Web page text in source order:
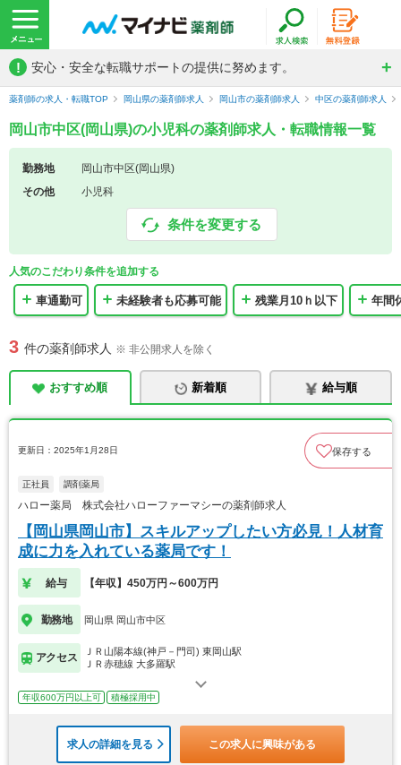
! 安心・安全な転職サポートの提供に努めます。
薬剤師の求人・転職TOP 岡山県の薬剤師求人 岡山市の薬剤師求人 中区の薬剤師求人
岡山市中区(岡山県)の小児科の薬剤師求人・転職情報一覧
勤務地
岡山市中区(岡山県)
その他
小児科
条件を変更する
人気のこだわり条件を追加する
車通勤可 未経験者も応募可能 残業月10ｈ以下 年間
3 件の薬剤師求人 ※ 非公開求人を除く
おすすめ順 新着順 給与順
更新日：2025年1月28日 保存する
正社員 調剤薬局
ハロー薬局 株式会社ハローファーマシーの薬剤師求人
【岡山県岡山市】スキルアップしたい方必見！人材育
成に力を入れている薬局です！
給与 【年収】450万円～600万円
勤務地 岡山県 岡山市中区
アクセス
ＪＲ山陽本線(神戸－門司) 東岡山駅
ＪＲ赤穂線 大多羅駅
年収600万円以上可 積極採用中
求人の詳細を見る この求人に興味がある